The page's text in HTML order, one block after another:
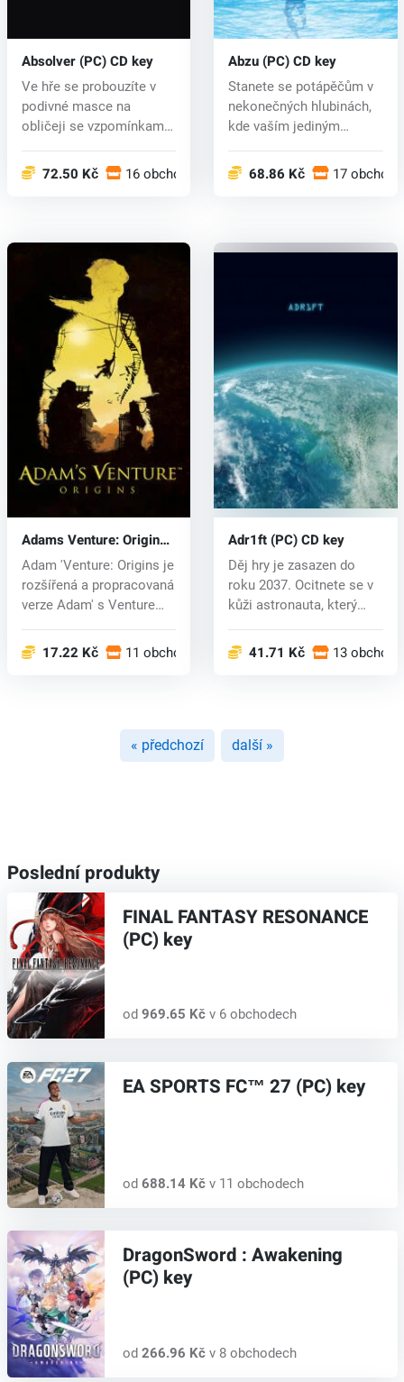
Absolver (PC) CD key
Ve hře se probouzíte v
podivné masce na
obličeji se vzpomínkami
72.50 Kč 16 obchodech
Abzu (PC) CD key
Stanete se potápěčům v
nekonečných hlubinách,
kde vaším jediným
68.86 Kč 17
Adams Venture: Origins
(PC) CD key
Adam 'Venture: Origins je
rozšířená a propracovaná
verze Adam' s Venture
17.22 Kč 11 obchodech
Adr1ft (PC) CD key
Děj hry je zasazen do
roku 2037. Ocitnete se v
kůži astronauta, který
41.71 Kč 13
« předchozí další »
Poslední produkty
FINAL FANTASY RESONANCE
(PC) key
od 969.65 Kčv 6 obchodech
EA SPORTS FC™ 27 (PC) key
od 688.14 Kčv 11 obchodech
DragonSword : Awakening
(PC) key
od 266.96 Kčv 8 obchodech